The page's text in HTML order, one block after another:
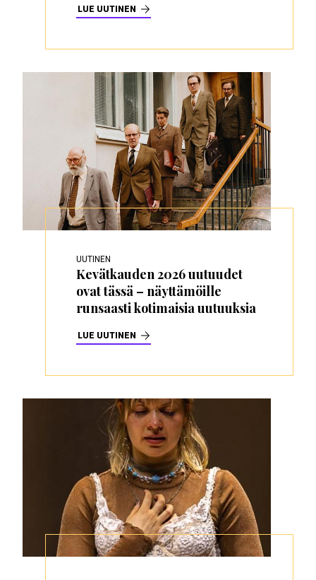
LUE UUTINEN
UUTINEN
Kevätkauden 2026 uutuudet
ovat tässä – näyttämöille
runsaasti kotimaisia uutuuksia
LUE UUTINEN